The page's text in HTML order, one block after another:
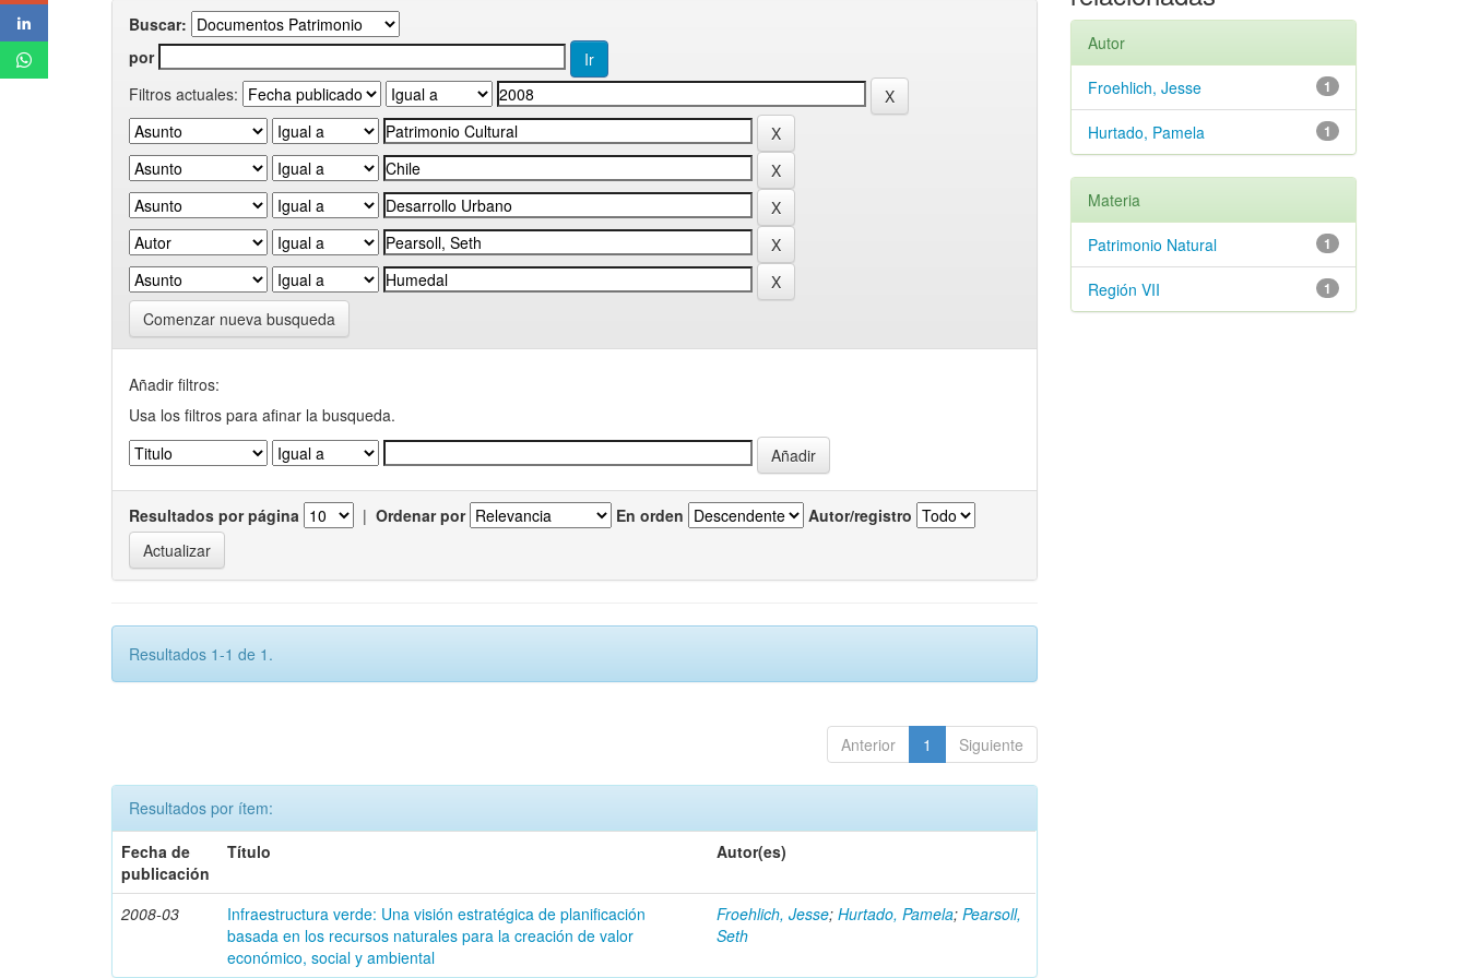
Buscar:
por
Filtros actuales:
Comenzar nueva busqueda
Añadir filtros:
Usa los filtros para afinar la busqueda.
Resultados por página | Ordenar por En orden Autor/registro
Resultados 1-1 de 1.
Anterior 1 Siguiente
Resultados por ítem:
Fecha de
publicación
Título Autor(es)
2008-03
Infraestructura verde: Una visión estratégica de planificación
basada en los recursos naturales para la creación de valor
económico, social y ambiental
Froehlich, Jesse; Hurtado, Pamela; Pearsoll,
Seth
Autor
1
Froehlich, Jesse
1
Hurtado, Pamela
Materia
1
Patrimonio Natural
1
Región VII